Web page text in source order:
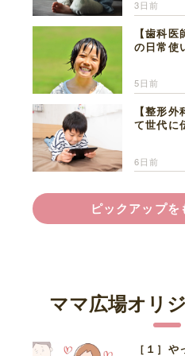
3日前
【歯科
の日常使
5日前
【整形
て世代に
6日前
ピックアップを
ママ広場オリ
［１］